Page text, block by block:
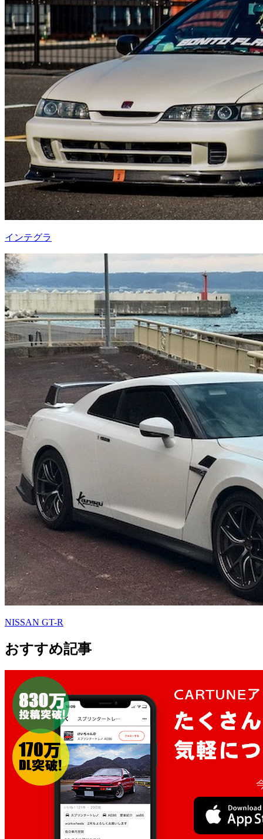
インテグラ
NISSAN GT-R
おすすめ記事